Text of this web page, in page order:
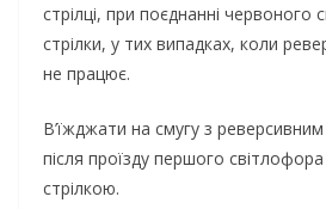
стрілці, при поєднанні червоного
стрілки, у тих випадках, коли
не працює.
В’їжджати на смугу з
після проїзду першого
стрілкою.